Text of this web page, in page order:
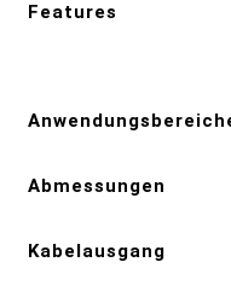
Features
Abmessungen
Kabelausgang